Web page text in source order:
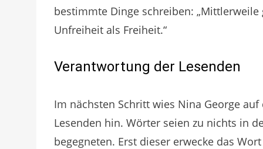
bestimmte Dinge schreiben:
Unfreiheit als Freiheit.“
Verantwortung der Lesenden
Im nächsten Schritt wies Nina George
Lesenden hin. Wörter seien zu nichts in
begegneten. Erst dieser erwecke das